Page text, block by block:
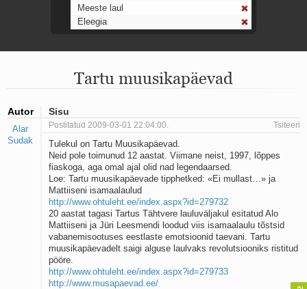
Meeste laul
Eleegia
Ahtumine
Mu isamaa on minu arm
Aeg
Oota mind
Ih-ih-hii ja ah-ah-haa
Päikeselapsed
Laul võimalusest
Luigelaul
Nii vaikseks kõik on jäänud
Mis saab sellest loomusevalust
Ei mullast
Avanemine
Üleminek
Laul teost
Põhi, lõuna, ida, lääs
Tartu muusikapäevad
Autor Sisu
Alar
Sudak
Postitatud 2009-03-01 22:04:00. Tsiteeri
Tulekul on Tartu Muusikapäevad.
Neid pole toimunud 12 aastat. Viimane neist, 1997, lõppes
fiaskoga, aga omal ajal olid nad legendaarsed.
Loe: Tartu muusikapäevade tipphetked: «Ei mullast…» ja
Mattiiseni isamaalaulud
http://www.ohtuleht.ee/index.aspx?id=279732
20 aastat tagasi Tartus Tähtvere lauluväljakul esitatud Alo
Mattiiseni ja Jüri Leesmendi loodud viis isamaalaulu tõstsid
vabanemisootuses eestlaste emotsioonid taevani. Tartu
muusikapäevadelt saigi alguse laulvaks revolutsiooniks ristitud
pööre.
http://www.ohtuleht.ee/index.aspx?id=279733
http://www.musapaevad.ee/